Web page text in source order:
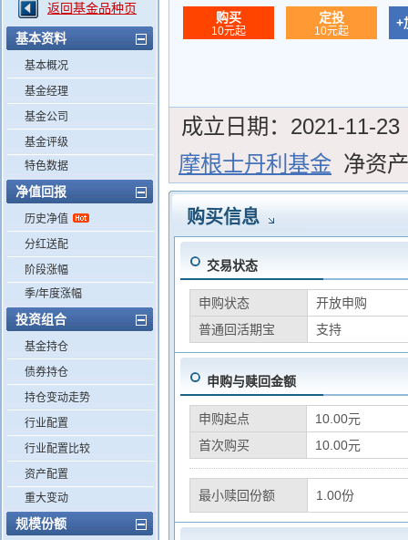
返回基金品种页
基本资料
基本概况
基金经理
基金公司
基金评级
特色数据
净值回报
历史净值
分红送配
阶段涨幅
季/年度涨幅
投资组合
基金持仓
债券持仓
持仓变动走势
行业配置
行业配置比较
资产配置
重大变动
规模份额
购买
10元起
定投
10元起
+
成立日期： 2021-11-23
摩根士丹利基金 净资
购买信息
交易状态
申购状态
开放申购
普通回活期宝
支持
申购与赎回金额
申购起点
10.00元
首次购买
10.00元
最小赎回份额 1.00份